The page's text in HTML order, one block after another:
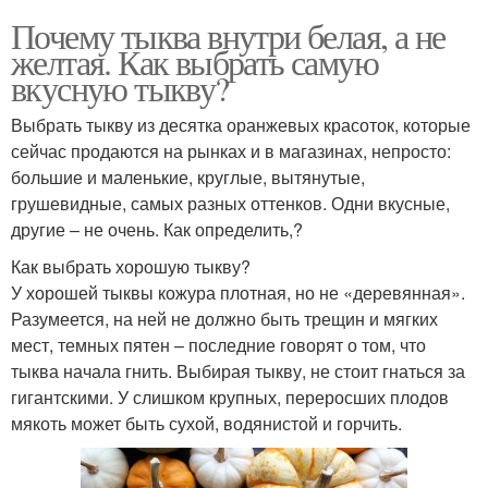
Почему тыква внутри белая, а не
желтая. Как выбрать самую
вкусную тыкву?
Выбрать тыкву из десятка оранжевых красоток, которые
сейчас продаются на рынках и в магазинах, непросто:
большие и маленькие, круглые, вытянутые,
грушевидные, самых разных оттенков. Одни вкусные,
другие – не очень. Как определить,?
Как выбрать хорошую тыкву?
У хорошей тыквы кожура плотная, но не «деревянная».
Разумеется, на ней не должно быть трещин и мягких
мест, темных пятен – последние говорят о том, что
тыква начала гнить. Выбирая тыкву, не стоит гнаться за
гигантскими. У слишком крупных, переросших плодов
мякоть может быть сухой, водянистой и горчить.